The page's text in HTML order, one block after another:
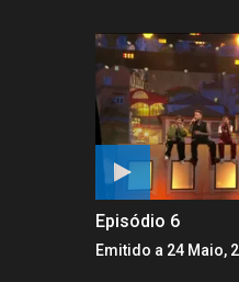
Episódio 6
Emitido a 24 Maio,